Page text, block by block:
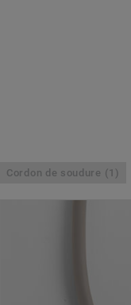
Cordon de soudure (1)